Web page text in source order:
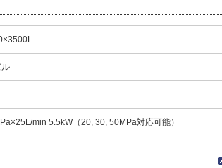
ル
min 5.5kW（20, 30, 50MPa対応可能）